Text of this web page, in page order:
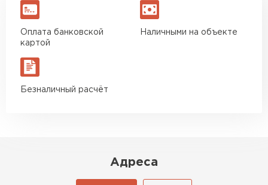
Оплата банковской
картой
Наличными на объекте
Безналичный расчёт
Адреса